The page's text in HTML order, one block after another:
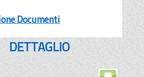
Documenti
DETTAGLIO